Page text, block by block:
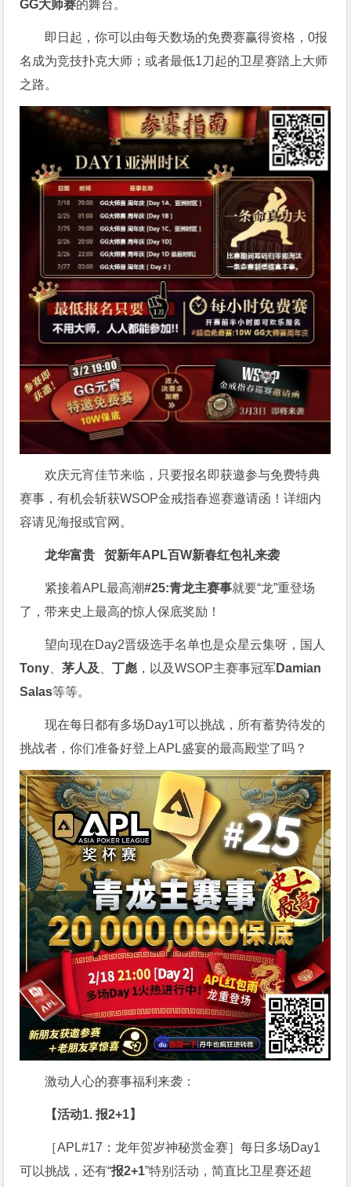
GG大师赛的舞台。
即日起，你可以由每天数场的免费赛赢得资格，0报
名成为竞技扑克大师；或者最低1刀起的卫星赛踏上大师
之路。
欢庆元宵佳节来临，只要报名即获邀参与免费特典
赛事，有机会斩获WSOP金戒指春巡赛邀请函！详细内
容请见海报或官网。
龙华富贵 贺新年APL百W新春红包礼来袭
紧接着APL最高潮#25:青龙主赛事就要“龙”重登场
了，带来史上最高的惊人保底奖励！
望向现在Day2晋级选手名单也是众星云集呀，国人
Tony 、茅人及 、丁彪 ，以及WSOP主赛事冠军Damian
Salas等等。
现在每日都有多场Day1可以挑战，所有蓄势待发的
挑战者，你们准备好登上APL盛宴的最高殿堂了吗？
激动人心的赛事福利来袭：
【活动1. 报2+1】
［APL#17：龙年贺岁神秘赏金赛］每日多场Day1
可以挑战，还有“报2+1”特别活动，简直比卫星赛还超